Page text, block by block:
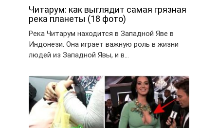
Читарум: как выглядит самая грязная
река планеты (18 фото)
Река Читарум находится в Западной Яве в
Индонези. Она играет важную роль в жизни
людей из Западной Явы, и в…